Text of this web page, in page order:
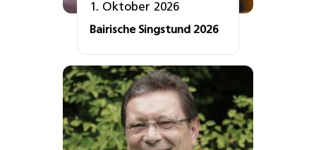
1. Oktober 2026
Bairische Singstund 2026